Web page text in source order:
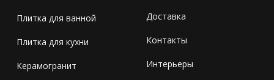
Плитка для ванной
Плитка для кухни
Керамогранит
Доставка
Контакты
Интерьеры